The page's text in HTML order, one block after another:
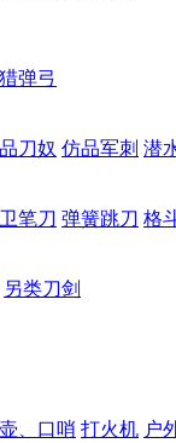
弹弓
刀奴 仿品军刺 潜
笔刀 弹簧跳刀 格
另类刀剑
、口哨 打火机 户